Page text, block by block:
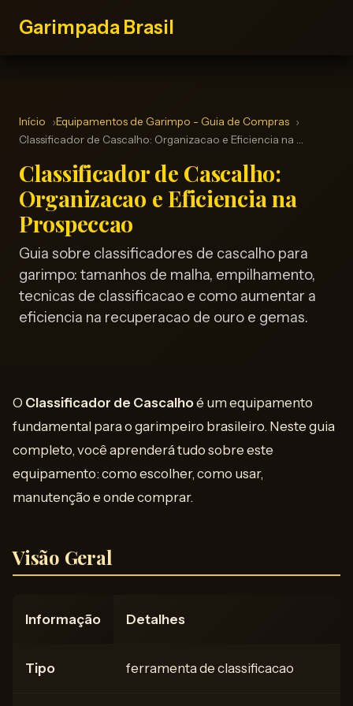
Garimpada Brasil
Início
Equipamentos de Garimpo - Guia de Compras
Classificador de Cascalho: Organizacao e Eficiencia na …
Classificador de Cascalho:
Organizacao e Eficiencia na
Prospeccao
Guia sobre classificadores de cascalho para
garimpo: tamanhos de malha, empilhamento,
tecnicas de classificacao e como aumentar a
eficiencia na recuperacao de ouro e gemas.
O Classificador de Cascalhoé um equipamento
fundamental para o garimpeiro brasileiro. Neste guia
completo, você aprenderá tudo sobre este
equipamento: como escolher, como usar,
manutenção e onde comprar.
Visão Geral
Informação Detalhes
Tipo ferramenta de classificacao